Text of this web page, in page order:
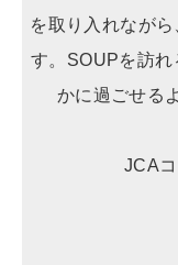
を取り入れなが
す。SOUPを訪
かに過ごせる
JCA